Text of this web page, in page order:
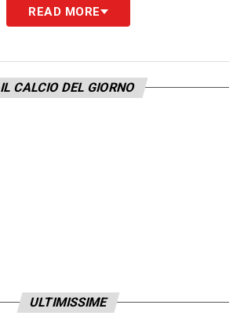
READ MORE
IL CALCIO DEL GIORNO
ULTIMISSIME